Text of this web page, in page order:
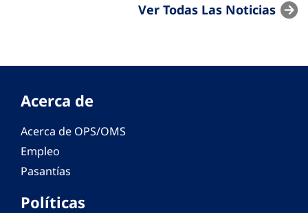
Ver Todas Las Noticias
Acerca de
Acerca de OPS/OMS
Empleo
Pasantías
Políticas